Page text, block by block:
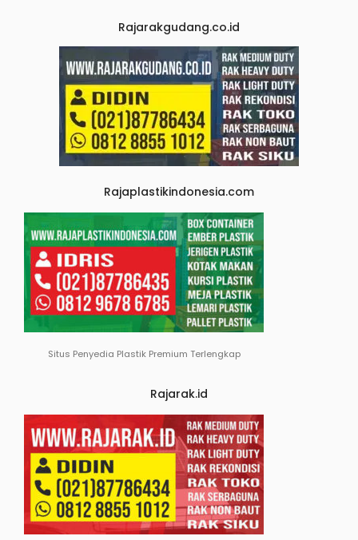
Rajarakgudang.co.id
Rajaplastikindonesia.com
Situs Penyedia Plastik Premium Terlengkap
Rajarak.id